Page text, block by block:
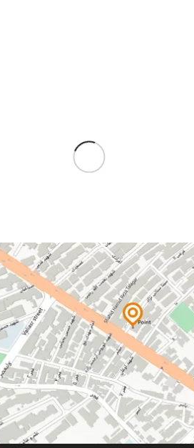
قیمت گچ بتوگیپس مخصوص بتن و
یونولیت
گچ بتوگیپس مخصوص اجرا بر روی بتن، فوم و
یونولیت به صورت مستقیم و به قیمت
کارخانه، در سراسر کشور توزیع می شود. گچ
بتوگیپس چیست؟ بتوگیپس ( Betogips )…